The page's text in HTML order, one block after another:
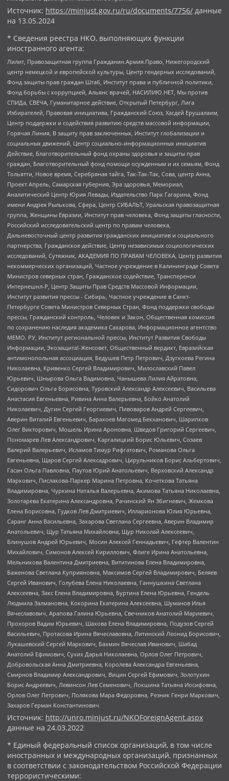
Источник: https://minjust.gov.ru/ru/documents/7756/ данные
на 13.05.2024
* Сведения реестра НКО, выполняющих функции
иностранного агента:
Лилит, Правозащитная группа Гражданин.Армия.Право, Нижегородский
центр немецкой и европейской культуры, Центр гендерных исследований,
Фонд защиты прав граждан Штаб, Институт права и публичной политики,
Фонд борьбы с коррупцией, Альянс врачей, НАСИЛИЮ.НЕТ, Мы против
СПИДа, СВЕЧА, Гуманитарное действие, Открытый Петербург, Лига
Избирателей, Правовая инициатива, Гражданский Союз, Хасдей Ерушалаим,
Центр поддержки и содействия развитию средств массовой информации,
Горячая Линия, В защиту прав заключенных, Институт глобализации и
социальных движений, Центр социально-информационных инициатив
Действие, Благотворительный фонд охраны здоровья и защиты прав
граждан, Благотворительный фонд помощи осужденным и их семьям, Фонд
Тольятти, Новое время, Серебряная тайга, Так-Так-Так, Сова, центр Анна,
Проект Апрель, Самарская губерния, Эра здоровья, Мемориал,
Аналитический Центр Юрия Левады, Издательство Парк Гагарина, Фонд
имени Андрея Рылькова, Сфера, Центр СИБАЛЬТ, Уральская правозащитная
группа, Женщины Евразии, Институт прав человека, Фонд защиты гласности,
Российский исследовательский центр по правам человека,
Дальневосточный центр развития гражданских инициатив и социального
партнерства, Гражданское действие, Центр независимых социологических
исследований, Сутяжник, АКАДЕМИЯ ПО ПРАВАМ ЧЕЛОВЕКА, Центр развития
некоммерческих организаций, Частное учреждение в Калининграде Совета
Министров северных стран, Гражданское содействие, Трансперенси
Интернешнл-Р, Центр Защиты Прав Средств Массовой Информации,
Институт развития прессы - Сибирь, Частное учреждение в Санкт-
Петербурге Совета Министров Северных Стран, Фонд поддержки свободы
прессы, Гражданский контроль, Человек и Закон, Общественная комиссия
по сохранению наследия академика Сахарова, Информационное агентство
МЕМО. РУ, Институт региональной прессы, Институт Развития Свободы
Информации, Экозащита!-Женсовет, Общественный вердикт, Евразийская
антимонопольная ассоциация, Бедушев Петр Петрович, Дзугкоева Регина
Николаевна, Кривенко Сергей Владимирович, Милославский Павел
Юрьевич, Шнырова Ольга Вадимовна, Чанышева Лилия Айратовна,
Сидорович Ольга Борисовна, Туровский Александр Алексеевич, Васильева
Анастасия Евгеньевна, Ривина Анна Валерьевна, Бойко Анатолий
Николаевич, Дугин Сергей Георгиевич, Пивоваров Андрей Сергеевич,
Аверин Виталий Евгеньевич, Барахоев Магомед Бекханович, Шарипков
Олег Викторович, Мошель Ирина Ароновна, Шведов Григорий Сергеевич,
Пономарев Лев Александрович, Каргалицкий Борис Юльевич, Созаев
Валерий Валерьевич, Исламов Тимур Рифгатович, Романова Ольга
Евгеньевна, Щаров Сергей Алексадрович, Цирульников Борис Альбертович,
Гасан Ольга Павловна, Паутов Юрий Анатольевич, Верховский Александр
Маркович, Пислакова-Паркер Марина Петровна, Кочеткова Татьяна
Владимировна, Чуркина Наталья Валерьевна, Акимова Татьяна Николаевна,
Золотарева Екатерина Александровна, Рачинский Ян Збигневич, Жемкова
Елена Борисовна, Гудков Лев Дмитриевич, Илларионова Юлия Юрьевна,
Саранг Анна Васильевна, Захарова Светлана Сергеевна, Аверин Владимир
Анатольевич, Щур Татьяна Михайловна, Щур Николай Алексеевич,
Блинушов Андрей Юрьевич, Мосин Алексей Геннадьевич, Гефтер Валентин
Михайлович, Симонов Алексей Кириллович, Флиге Ирина Анатольевна,
Мельникова Валентина Дмитриевна, Вититинова Елена Владимировна,
Баженова Светлана Куприяновна, Максимов Сергей Владимирович, Беляев
Сергей Иванович, Голубева Елена Николаевна, Ганнушкина Светлана
Алексеевна, Закс Елена Владимировна, Буртина Елена Юрьевна, Гендель
Людмила Залмановна, Кокорина Екатерина Алексеевна, Шуманов Илья
Вячеславович, Арапова Галина Юрьевна, Свечников Анатолий Мариевич,
Прохоров Вадим Юрьевич, Шахова Елена Владимировна, Подузов Сергей
Васильевич, Протасова Ирина Вячеславовна, Литинский Леонид Борисович,
Лукашевский Сергей Маркович, Бахмин Вячеслав Иванович, Шабад
Анатолий Ефимович, Сухих Дарья Николаевна, Орлов Олег Петрович,
Добровольская Анна Дмитриевна, Королева Александра Евгеньевна,
Смирнов Владимир Александрович, Вицин Сергей Ефимович, Золотухин
Борис Андреевич, Левинсон Лев Семенович, Локшина Татьяна Иосифовна,
Орлов Олег Петрович, Полякова Мара Федоровна, Резник Генри Маркович,
Захаров Герман Константинович
Источник: http://unro.minjust.ru/NKOForeignAgent.aspx
данные на 24.03.2022
* Единый федеральный список организаций, в том числе
иностранных и международных организаций, признанных
в соответствии с законодательством Российской Федерации
террористическими: